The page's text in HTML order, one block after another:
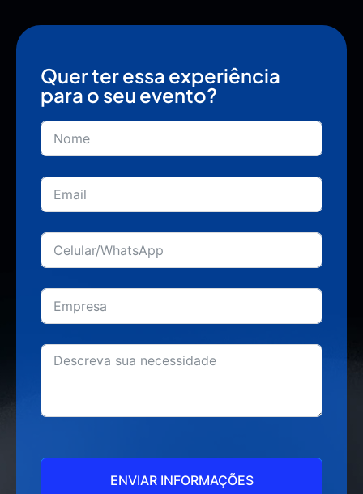
Quer ter essa experiência
para o seu evento?
ENVIAR INFORMAÇÕES